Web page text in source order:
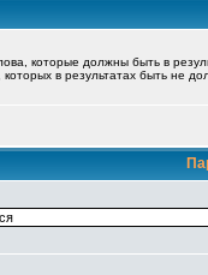
которые должны быть в
которых в результатах быть не